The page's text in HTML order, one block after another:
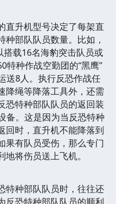
直升机型号决定了每架直
种部队队员数量。比如，
搭载16名海豹突击队员或
特种作战空勤团的“黑鹰”
送8人。执行反恐作战任
降绳等降落工具外，还需
恐特种部队队员的返回装
备。这是因为当反恐特种
回时，直升机不能降落到
果有队员受伤，那么专门
将伤员送上飞机。
特种部队队员时，往往还
反恐特种部队队员的顺利